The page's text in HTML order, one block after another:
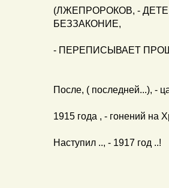
(ЛЖЕПРОРОКОВ, -
БЕЗЗАКОНИЕ,
- ПЕРЕПИСЫВАЕТ
После, ( последней...), -
1915 года , - гонений на
Наступил .., - 1917 год ..!